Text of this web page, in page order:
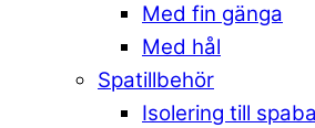
Med fin gänga
Med hål
Spatillbehör
Isolering till